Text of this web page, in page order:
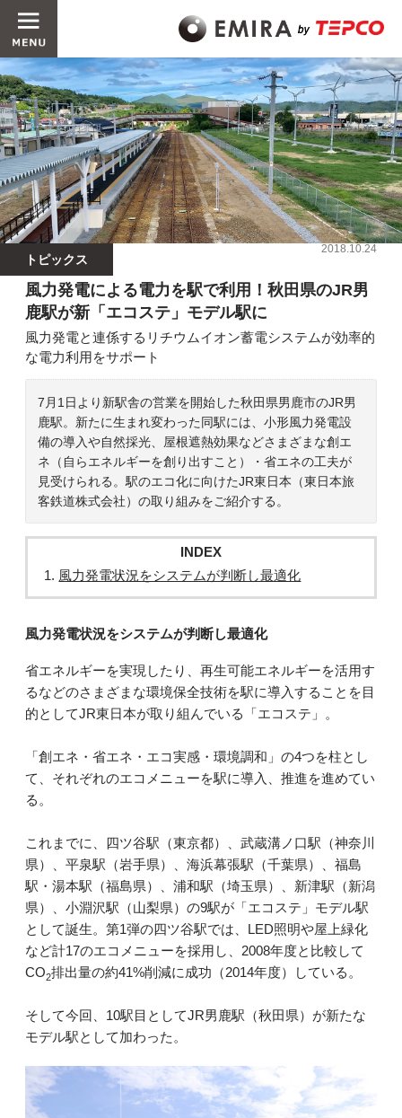
トピックス
2018.10.24
風力発電による電力を駅で利用！秋田県のJR男
鹿駅が新「エコステ」モデル駅に
風力発電と連係するリチウムイオン蓄電システムが効率的
な電力利用をサポート
7月1日より新駅舎の営業を開始した秋田県男鹿市のJR男
鹿駅。新たに生まれ変わった同駅には、小形風力発電設
備の導入や自然採光、屋根遮熱効果などさまざまな創エ
ネ（自らエネルギーを創り出すこと）・省エネの工夫が
見受けられる。駅のエコ化に向けたJR東日本（東日本旅
客鉄道株式会社）の取り組みをご紹介する。
INDEX
風力発電状況をシステムが判断し最適化
風力発電状況をシステムが判断し最適化
省エネルギーを実現したり、再生可能エネルギーを活用す
るなどのさまざまな環境保全技術を駅に導入することを目
的としてJR東日本が取り組んでいる「エコステ」。
「創エネ・省エネ・エコ実感・環境調和」の4つを柱とし
て、それぞれのエコメニューを駅に導入、推進を進めてい
る。
これまでに、四ツ谷駅（東京都）、武蔵溝ノ口駅（神奈川
県）、平泉駅（岩手県）、海浜幕張駅（千葉県）、福島
駅・湯本駅（福島県）、浦和駅（埼玉県）、新津駅（新潟
県）、小淵沢駅（山梨県）の9駅が「エコステ」モデル駅
として誕生。第1弾の四ツ谷駅では、LED照明や屋上緑化
など計17のエコメニューを採用し、2008年度と比較して
CO2排出量の約41%削減に成功（2014年度）している。
そして今回、10駅目としてJR男鹿駅（秋田県）が新たな
モデル駅として加わった。